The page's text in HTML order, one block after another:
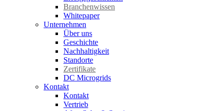
Branchenwissen
Whitepaper
Unternehmen
Über uns
Geschichte
Nachhaltigkeit
Standorte
Zertifikate
DC Microgrids
Kontakt
Kontakt
Vertrieb